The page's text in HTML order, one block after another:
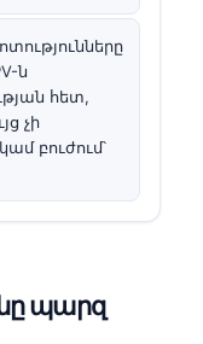
ն
հետ,
չի
բուժում՝
պարզ